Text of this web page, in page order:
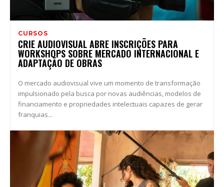
CURSOS
CRIE AUDIOVISUAL ABRE INSCRIÇÕES PARA
WORKSHOPS SOBRE MERCADO INTERNACIONAL E
ADAPTAÇÃO DE OBRAS
O mercado audiovisual vive um momento de transformação
impulsionado pela busca por novas audiências, modelos de
financiamento e propriedades intelectuais capazes de gerar
franquias...